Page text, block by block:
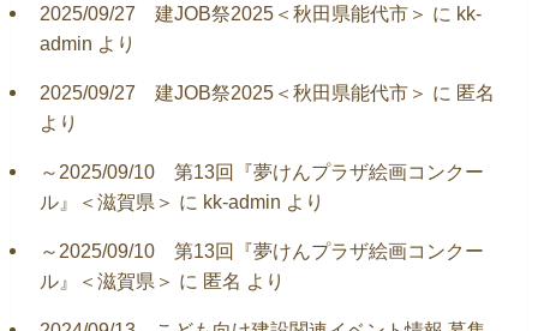
2025/09/27 建JOB祭2025＜秋田県能代市＞ に kk-
admin より
2025/09/27 建JOB祭2025＜秋田県能代市＞ に 匿名
より
～2025/09/10 第13回『夢けんプラザ絵画コンクー
ル』＜滋賀県＞ に kk-admin より
～2025/09/10 第13回『夢けんプラザ絵画コンクー
ル』＜滋賀県＞ に 匿名 より